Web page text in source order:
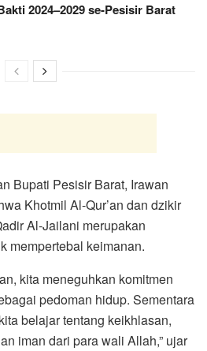
2024–2029 se-Pesisir Barat
Bupati Pesisir Barat, Irawan
Khotmil Al-Qur’an dan dzikir
Al-Jailani merupakan
mempertebal keimanan.
kita meneguhkan komitmen
pedoman hidup. Sementara
belajar tentang keikhlasan,
iman dari para wali Allah,” ujar